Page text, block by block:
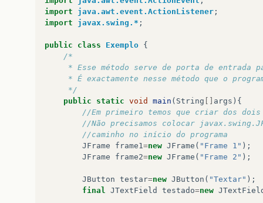
import
java.awt.event.ActionListener ;
import
javax.swing.* ;
public class Exemplo {
/*
* Esse método serve de porta de entrada
* É exactamente nesse método que o
     */
public
static void main ( String args ){
//Em primeiro temos que criar dos dois
//Não precisamos colocar
//caminho no início do programa
JFrame
frame1=new JFrame ( "Frame 1" );
JFrame
frame2=new JFrame ( "Frame 2" );
JButton testar=new JButton ( "Textar" );
final JTextField testado=new